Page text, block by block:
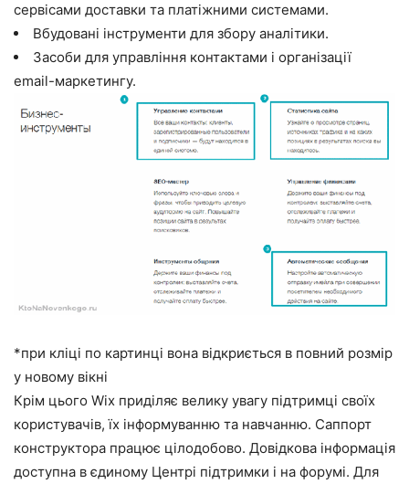
сервісами доставки та платіжними системами.
Вбудовані інструменти для збору аналітики.
Засоби для управління контактами і організації
email-маркетингу.
*при кліці по картинці вона відкриється в повний розмір
у новому вікні
Крім цього Wix приділяє велику увагу підтримці своїх
користувачів, їх інформуванню та навчанню. Саппорт
конструктора працює цілодобово. Довідкова інформація
доступна в єдиному Центрі підтримки і на форумі. Для